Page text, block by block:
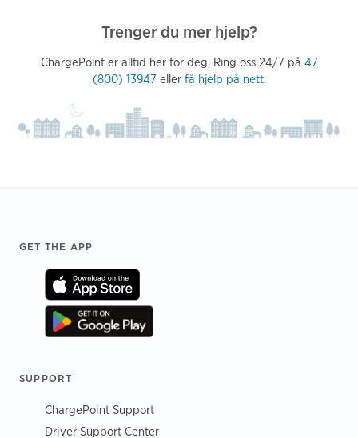
Trenger du mer hjelp?
ChargePoint er alltid her for deg. Ring oss 24/7 på 47
(800) 13947 eller få hjelp på nett.
Footer
GET THE APP
SUPPORT
ChargePoint Support
Driver Support Center